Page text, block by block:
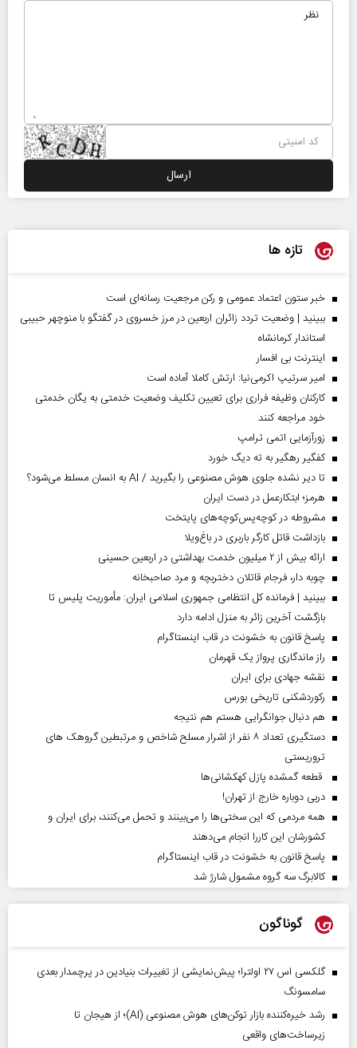
تازه ها
خبر ستون اعتماد عمومی و رکن مرجعیت رسانه‌ای است
ببینید | وضعیت تردد زائران اربعین در مرز خسروی در گفتگو با منوچهر حبیبی
استاندار کرمانشاه
اینترنت بی افسار
امیر سرتیپ اکرمی‌نیا: ارتش کاملا آماده است
کارکنان وظیفه فراری برای تعیین تکلیف وضعیت خدمتی به یگان خدمتی
خود مراجعه کنند
زورآزمایی اتمی ترامپ
کفگیر رهگیر به ته دیگ خورد
تا دیر نشده جلوی هوش مصنوعی را بگیرید / AI به انسان مسلط می‌شود؟
هرمز؛ ابتکارعمل در دست ایران
مشروطه در کوچه‌پس‌کوچه‌های پایتخت
بازداشت قاتل کارگر باربری در باغ‌ویلا
ارائه بیش از ۲ میلیون خدمت بهداشتی در اربعین حسینی
چوبه دار، فرجام قاتلان دختربچه و مرد صاحبخانه
ببینید | فرمانده کل انتظامی جمهوری اسلامی ایران­: مأموریت پلیس تا
بازگشت آخرین زائر به منزل ادامه دارد
پاسخ قانون به خشونت در قاب اینستاگرام
راز ماندگاری پرواز یک قهرمان
نقشه جهادی برای ایران
رکوردشکنی تاریخی بورس
هم دنبال جوانگرایی هستم هم نتیجه
دستگیری تعداد ۸ نفر از اشرار مسلح شاخص و مرتبطین گروهک های
تروریستی
قطعه گمشده پازل کهکشانی‌ها
دربی دوباره خارج از تهران!
همه مردمی که این سختی‌ها را می‌بینند و تحمل می‌کنند، برای ایران و
کشورشان این کاررا انجام می‌دهند
پاسخ قانون به خشونت در قاب اینستاگرام
کالابرگ سه گروه مشمول شارژ شد
گوناگون
گلکسی اس ۲۷ اولترا؛ پیش‌نمایشی از تغییرات بنیادین در پرچمدار بعدی
سامسونگ
رشد خیره‌کننده بازار توکن‌های هوش مصنوعی (AI)؛ از هیجان تا
زیرساخت‌های واقعی